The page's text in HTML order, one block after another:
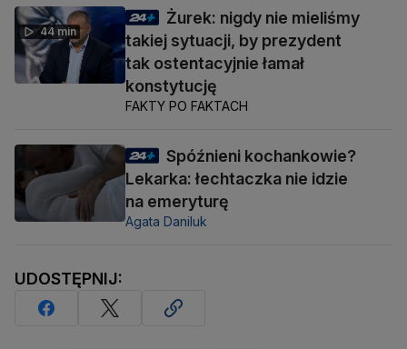
44 min
Żurek: nigdy nie mieliśmy
takiej sytuacji, by prezydent
tak ostentacyjnie łamał
konstytucję
FAKTY PO FAKTACH
Spóźnieni kochankowie?
Lekarka: łechtaczka nie idzie
na emeryturę
Agata Daniluk
UDOSTĘPNIJ: